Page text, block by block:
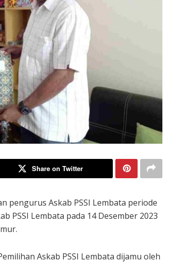
Share on Twitter
pengurus Askab PSSI Lembata periode
PSSI Lembata pada 14 Desember 2023
Askab PSSI Lembata dijamu oleh